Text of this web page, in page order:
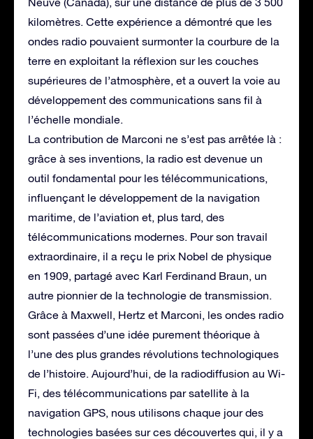
kilomètres. Cette expérience a démontré que les
ondes radio pouvaient surmonter la courbure de la
terre en exploitant la réflexion sur les couches
supérieures de l’atmosphère, et a ouvert la voie au
développement des communications sans fil à
l’échelle mondiale.
La contribution de Marconi ne s’est pas arrêtée là :
grâce à ses inventions, la radio est devenue un
outil fondamental pour les télécommunications,
influençant le développement de la navigation
maritime, de l’aviation et, plus tard, des
télécommunications modernes. Pour son travail
extraordinaire, il a reçu le prix Nobel de physique
en 1909, partagé avec Karl Ferdinand Braun, un
autre pionnier de la technologie de transmission.
Grâce à Maxwell, Hertz et Marconi, les ondes radio
sont passées d’une idée purement théorique à
l’une des plus grandes révolutions technologiques
de l’histoire. Aujourd’hui, de la radiodiffusion au Wi-
Fi, des télécommunications par satellite à la
navigation GPS, nous utilisons chaque jour des
technologies basées sur ces découvertes qui, il y a